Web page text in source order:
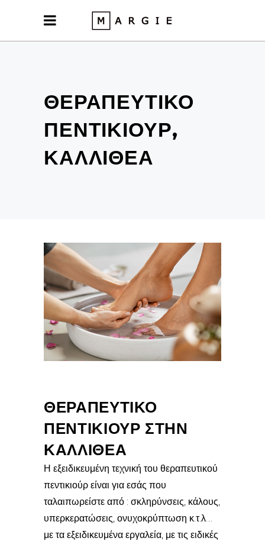
ΘΕΡΑΠΕΥΤΙΚΌ
ΠΕΝΤΙΚΙΟΎΡ,
ΚΑΛΛΙΘΈΑ
ΘΕΡΑΠΕΥΤΙΚΟ
ΠΕΝΤΙΚΙΟΥΡ ΣΤΗΝ
ΚΑΛΛΙΘΕΑ
Η εξειδικευμένη τεχνική του θεραπευτικού
πεντικιούρ είναι για εσάς που
ταλαιπωρείστε από : σκληρύνσεις, κάλους,
υπερκερατώσεις, ονυχοκρύπτωση κ.τ.λ…
με τα εξειδικευμένα εργαλεία, με τις ειδικές